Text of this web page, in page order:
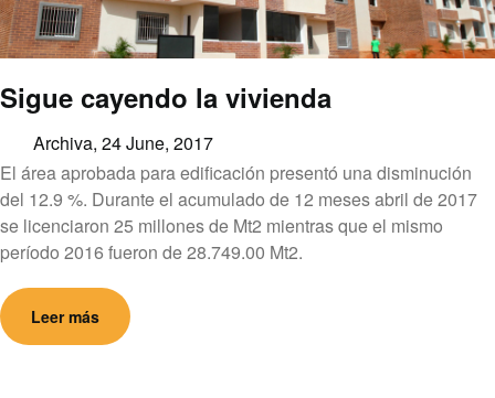
Sigue cayendo la vivienda
Archiva, 24 June, 2017
El área aprobada para edificación presentó una disminución
del 12.9 %. Durante el acumulado de 12 meses abril de 2017
se licenciaron 25 millones de Mt2 mientras que el mismo
período 2016 fueron de 28.749.00 Mt2.
Leer más